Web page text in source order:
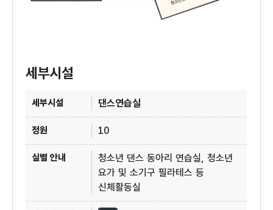
세부시설
댄스연습실
10
청소년 댄스 동아리 연습실, 청소년
요가 및 소기구 필라테스 등
신체활동실